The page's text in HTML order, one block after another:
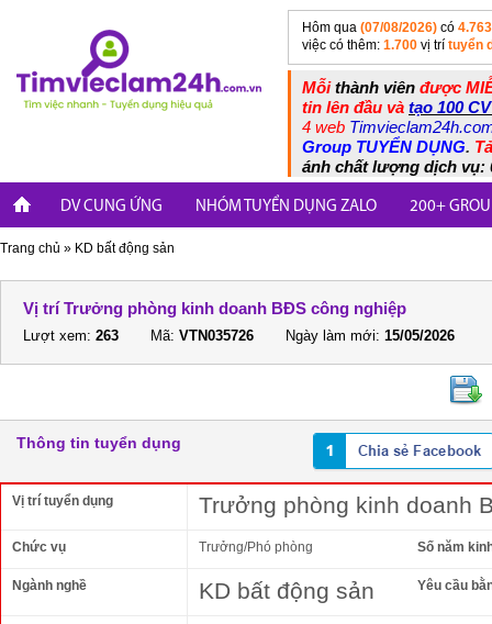
Hôm qua (07/08/2026) có 4.763
việc có thêm: 1.700 vị trí tuyển
Mỗithành viên được
tin lên đầu và tạo 100
4 web
Group TUYỂN DỤNG.
ánh chất lượng dịch vụ:
DV CUNG ỨNG NHÓM TUYỂN DỤNG ZALO 200+
Trang chủ » KD bất động sản
Vị trí Trưởng phòng kinh doanh BĐS công nghiệp
Lượt xem: 263 Mã: VTN035726 Ngày làm mới: 15/05/2026
Thông tin tuyển dụng
Vị trí tuyển dụng Trưởng phòng kinh doanh
Chức vụ Trưởng/Phó phòng Số năm
Ngành nghề KD bất động sản Yêu cầu